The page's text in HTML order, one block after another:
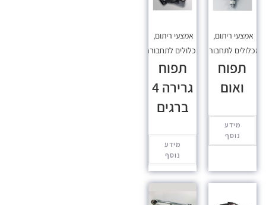
אמצעי ריתום,
מכלולים לתחבורה
תפוח
ואום
מידע
נוסף
אמצעי ריתום,
מכלולים לתחבורה
תפוח
גרירה 4
ברגים
מידע
נוסף